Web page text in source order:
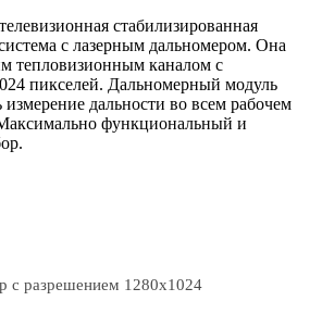
стабилизированная
с лазерным дальномером. Она
тепловизионным каналом с
пикселей. Дальномерный модуль
измерение дальности во всем рабочем
функциональный и
с разрешением 1280х1024